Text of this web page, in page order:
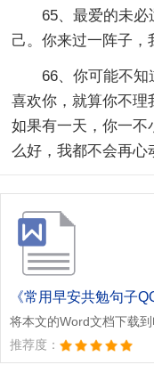
65、最爱的未
己。你来过一阵子，
66、你可能不
喜欢你，就算你不理
如果有一天，你一不
么好，我都不会再心
《常用早安共勉句子
将本文的Word文档下载
推荐度：